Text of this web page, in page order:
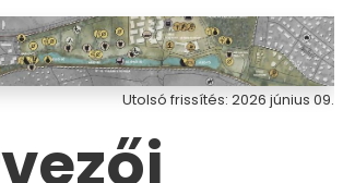
Utolsó frissítés: 2026 június 09.